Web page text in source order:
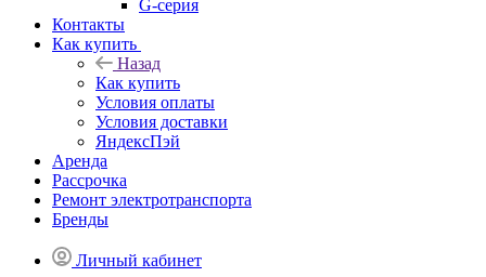
G-серия
Контакты
Как купить
Назад
Как купить
Условия оплаты
Условия доставки
ЯндексПэй
Аренда
Рассрочка
Ремонт электротранспорта
Бренды
Личный кабинет